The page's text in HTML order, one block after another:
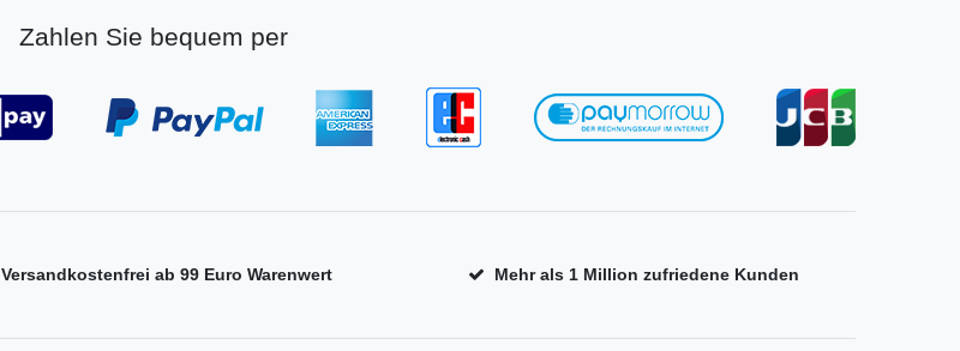
Zahlen Sie bequem per
Versandkostenfrei ab 99 Euro Warenwert Mehr als 1 Million zufriedene Kunden